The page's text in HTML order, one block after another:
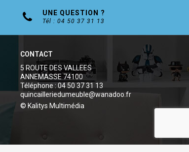
UNE QUESTION ?
Tél : 04 50 37 31 13
CONTACT
5 ROUTE DES VALLEES
ANNEMASSE 74100
Téléphone : 04 50 37 31 13
quincailleriedumeuble@wanadoo.fr
© Kalitys Multimédia